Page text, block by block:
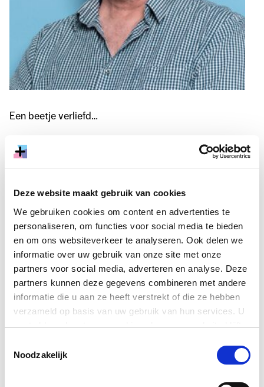
Deze website maakt gebruik van cookies
We gebruiken cookies om content en advertenties te
personaliseren, om functies voor social media te bieden
en om ons websiteverkeer te analyseren. Ook delen we
informatie over uw gebruik van onze site met onze
partners voor social media, adverteren en analyse. Deze
partners kunnen deze gegevens combineren met andere
informatie die u aan ze heeft verstrekt of die ze hebben
verzameld op basis van uw gebruik van hun services. U
gaat akkoord met onze cookies als u onze website blijft
Noodzakelijk
Een beetje verliefd…
Ik ben een beetje verliefd op de kunst en culturele
sector. Ik hou van het ongebreideld enthousiasme
waarmee de werkers in onze sector hun passie en
vaardigheden inzetten om de wereld mooier en beter
maken. Of het nu een cool kunstwerk is of een clever
bedacht festival, ik word er telkens weer blij van.
Ik zie ook dat het met dat enthousiasme soms moeilijk
is ook de zakelijke kant goed mee te nemen. Het vraagt
soms om nieuwe vaardigheden, andere inzichten,
maken van lastige keuzes, risico’s nemen en misschien
ook wel een andere denkwijze.
Als adviseur zakelijk ontwikkelen zie ik het als mijn rol je
zakelijke ambities. Ik zet mijn kennis en ervaring graag